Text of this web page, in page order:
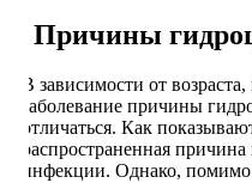
Причины
В зависимости от
заболевание причины
отличаться. Как
распространенная
инфекции. Однако,